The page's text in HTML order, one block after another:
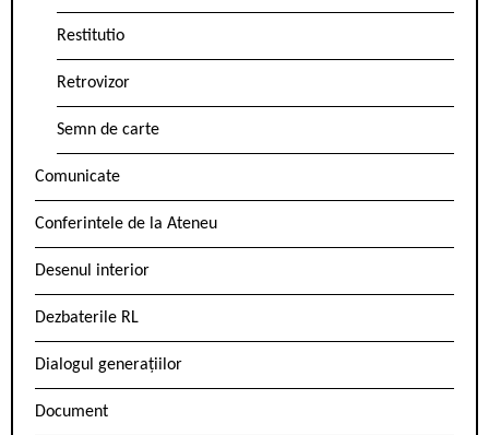
Restitutio
Retrovizor
Semn de carte
Comunicate
Conferintele de la Ateneu
Desenul interior
Dezbaterile RL
Dialogul generațiilor
Document